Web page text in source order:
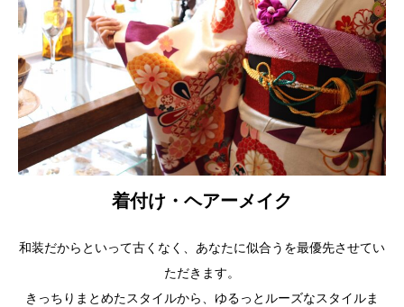
着付け・ヘアーメイク
和装だからといって古くなく、あなたに似合うを最優先させてい
ただきます。
きっちりまとめたスタイルから、ゆるっとルーズなスタイルま